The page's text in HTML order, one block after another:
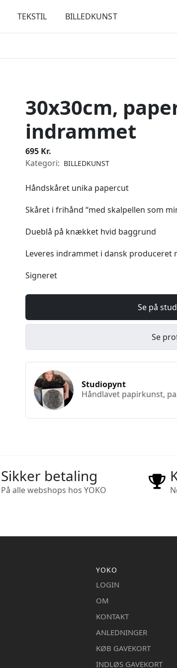
TEKSTIL BILLEDKUNST
30x30cm,
indrammet
695 Kr.
Kategori: BILLEDKUNST
Håndskåret unika papercut
Skåret i frihånd “med skalpellen som
Dueblå på knækket hvid baggrund
Leveres indrammet i dansk
Signeret
Se på
Se
Studiopynt
Håndlavet papirkunst,
Sikker betaling
På alle webshops hos YOKO
YOKO
LOGIN
OM
KONTAKT
ANLEDNINGER
KØB GAVEKORT
INDLØS GAVEKORT